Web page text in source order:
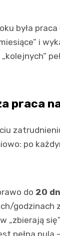
była
i
praca
po
do 20
godzinach
„zbierają
pełna pula